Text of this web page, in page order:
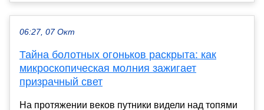
06:27, 07 Окт
Тайна болотных огоньков раскрыта: как
микроскопическая молния зажигает
призрачный свет
На протяжении веков путники видели над топями